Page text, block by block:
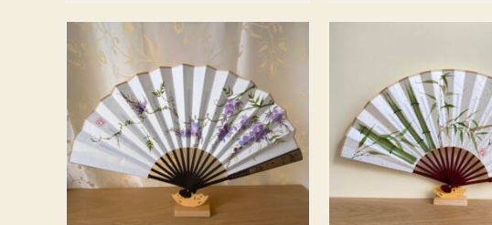
AJOUTER AU PANIER / DETAILS AJOUTER AU PANIER